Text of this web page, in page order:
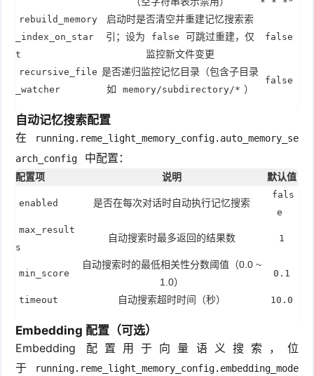
rebuild_memory
_index_on_star
t
启动时是否清空并重建记忆搜索索
引；设为
false
可跳过重建，仅
监控新文件变更
false
recursive_file
_watcher
是否递归监控记忆目录（包含子目录
如
memory/subdirectory/* ）
false
自动记忆搜索配置
在
running.reme_light_memory_config.auto_memory_se
arch_config
中配置：
配置项 说明 默认值
enabled 是否在每次对话时自动执行记忆搜索
fals
e
max_result
s
自动搜索时最多返回的结果数 1
min_score
自动搜索时的最低相关性分数阈值（0.0 ~
1.0）
0.1
timeout 自动搜索超时时间（秒） 10.0
Embedding 配置（可选）
Embedding 配置用于向量语义搜索，位
于
running.reme_light_memory_config.embedding_mode